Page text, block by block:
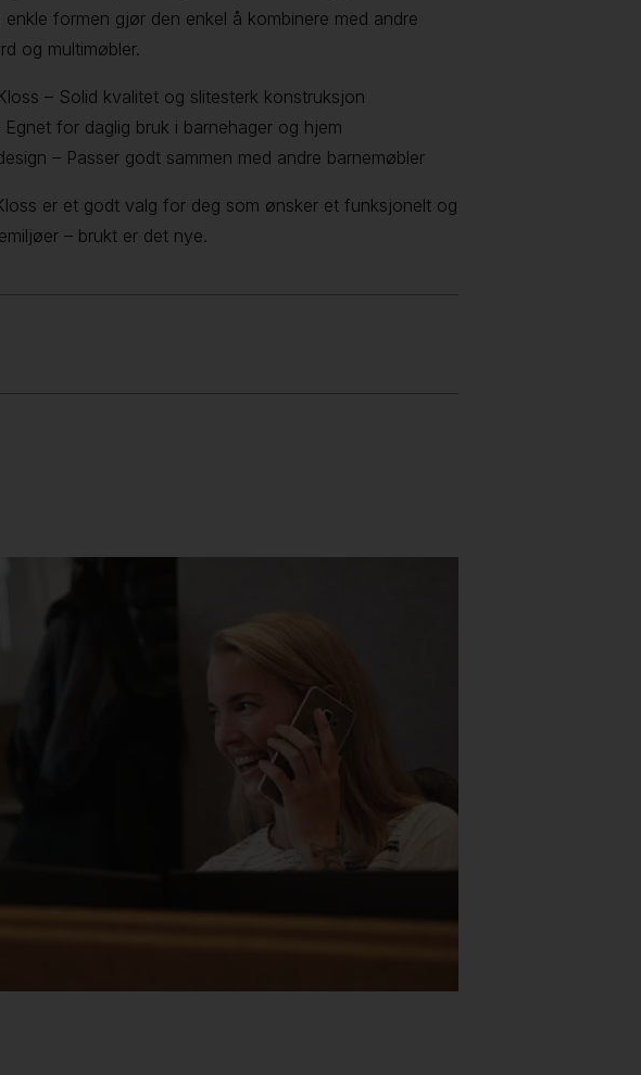
enkle formen gjør den enkel å kombinere med andre
og multimøbler.
– Solid kvalitet og slitesterk konstruksjon
Egnet for daglig bruk i barnehager og hjem
– Passer godt sammen med andre barnemøbler
er et godt valg for deg som ønsker et funksjonelt og
– brukt er det nye.